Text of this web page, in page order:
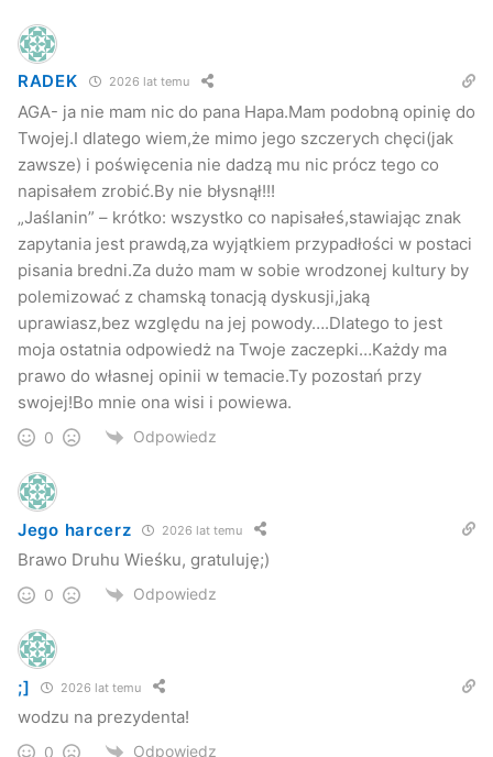
RADEK 2026 lat temu
AGA- ja nie mam nic do pana Hapa.Mam podobną opinię do
Twojej.I dlatego wiem,że mimo jego szczerych chęci(jak
zawsze) i poświęcenia nie dadzą mu nic prócz tego co
napisałem zrobić.By nie błysnął!!!
„Jaślanin” – krótko: wszystko co napisałeś,stawiając znak
zapytania jest prawdą,za wyjątkiem przypadłości w postaci
pisania bredni.Za dużo mam w sobie wrodzonej kultury by
polemizować z chamską tonacją dyskusji,jaką
uprawiasz,bez względu na jej powody….Dlatego to jest
moja ostatnia odpowiedż na Twoje zaczepki…Każdy ma
prawo do własnej opinii w temacie.Ty pozostań przy
swojej!Bo mnie ona wisi i powiewa.
0 Odpowiedz
Jego harcerz 2026 lat temu
Brawo Druhu Wieśku, gratuluję;)
0 Odpowiedz
;] 2026 lat temu
wodzu na prezydenta!
0 Odpowiedz